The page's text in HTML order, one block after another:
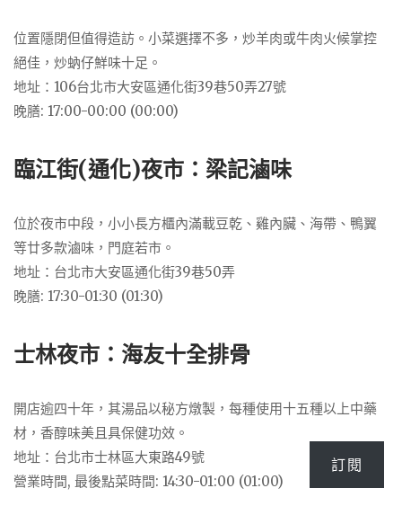
位置隱閉但值得造訪。小菜選擇不多，炒羊肉或牛肉火候掌控
絕佳，炒蚋仔鮮味十足。
地址：106台北市大安區通化街39巷50弄27號
晚膳: 17:00-00:00 (00:00)
臨江街(通化)夜市：梁記滷味
位於夜市中段，小小長方櫃內滿載豆乾、雞內臟、海帶、鴨翼
等廿多款滷味，門庭若市。
地址：台北市大安區通化街39巷50弄
晚膳: 17:30-01:30 (01:30)
士林夜市：海友十全排骨
開店逾四十年，其湯品以秘方燉製，每種使用十五種以上中藥
材，香醇味美且具保健功效。
地址：台北市士林區大東路49號
營業時間, 最後點菜時間: 14:30-01:00 (01:00)
訂閱